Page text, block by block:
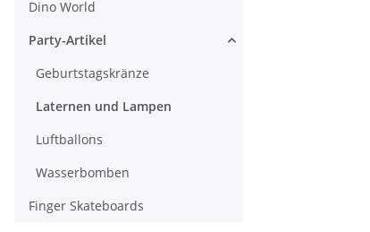
Dino World
Party-Artikel
Geburtstagskränze
Laternen und Lampen
Luftballons
Wasserbomben
Finger Skateboards